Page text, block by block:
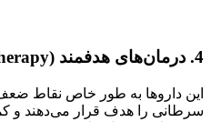
4. درمان‌های هدفمند (Targeted Therapy)
این داروها به طور خاص نقاط
سرطانی را هدف قرار می‌دهند و